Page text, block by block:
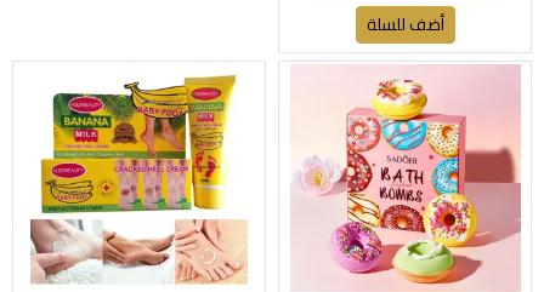
أضف للسلة